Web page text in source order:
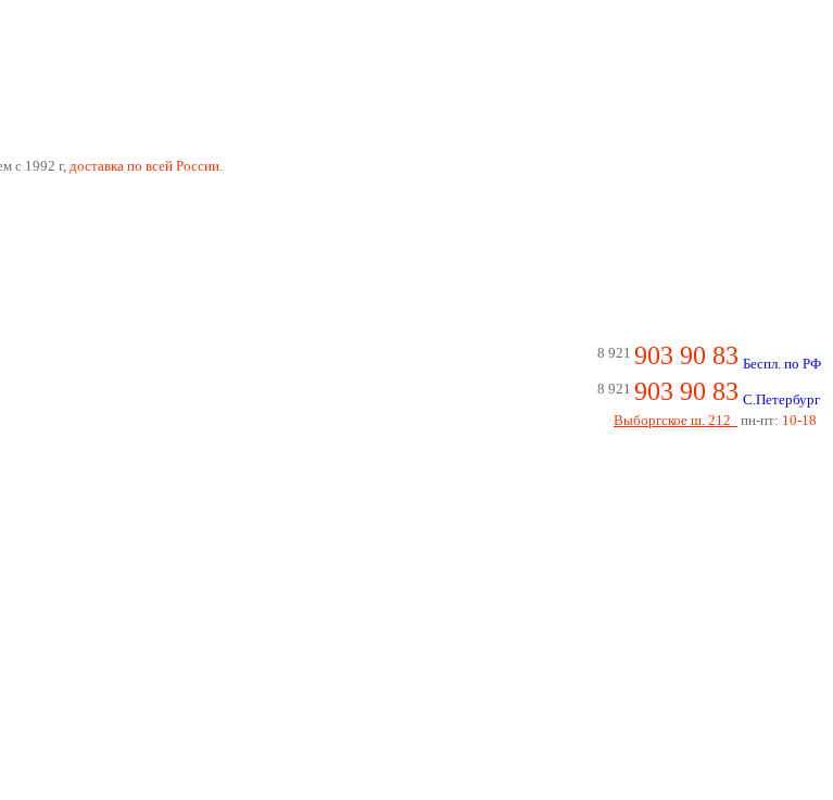
с 1992 г, доставка по всей России.
8 921 903 90 83 Беспл. по РФ
8 921 903 90 83 С.Петербург
Выборгское ш. 212
пн-пт: 10-18